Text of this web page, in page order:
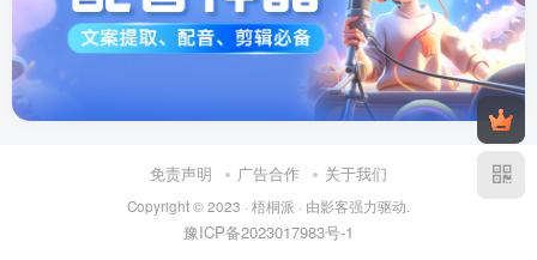
免责声明 广告合作 关于我们
Copyright © 2023 · 梧桐派 · 由影客强力驱动.
豫ICP备2023017983号-1